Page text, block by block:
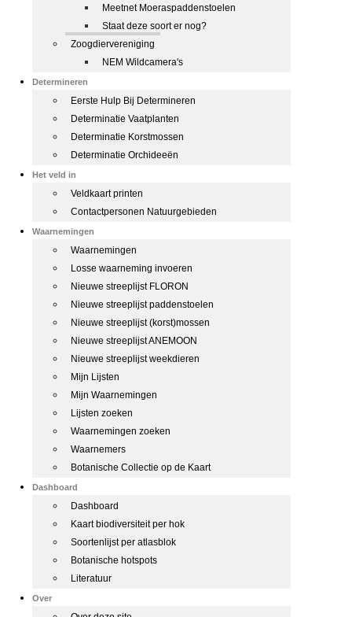
Meetnet Moeraspaddenstoelen
Staat deze soort er nog?
Zoogdiervereniging
NEM Wildcamera's
Determineren
Eerste Hulp Bij Determineren
Determinatie Vaatplanten
Determinatie Korstmossen
Determinatie Orchideeën
Het veld in
Veldkaart printen
Contactpersonen Natuurgebieden
Waarnemingen
Waarnemingen
Losse waarneming invoeren
Nieuwe streeplijst FLORON
Nieuwe streeplijst paddenstoelen
Nieuwe streeplijst (korst)mossen
Nieuwe streeplijst ANEMOON
Nieuwe streeplijst weekdieren
Mijn Lijsten
Mijn Waarnemingen
Lijsten zoeken
Waarnemingen zoeken
Waarnemers
Botanische Collectie op de Kaart
Dashboard
Dashboard
Kaart biodiversiteit per hok
Soortenlijst per atlasblok
Botanische hotspots
Literatuur
Over